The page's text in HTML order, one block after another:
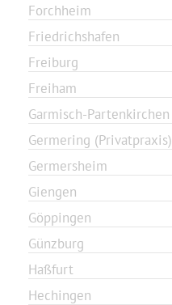
Forchheim
Friedrichshafen
Freiburg
Freiham
Garmisch-Partenkirchen
Germering (Privatpraxis)
Germersheim
Giengen
Göppingen
Günzburg
Haßfurt
Hechingen